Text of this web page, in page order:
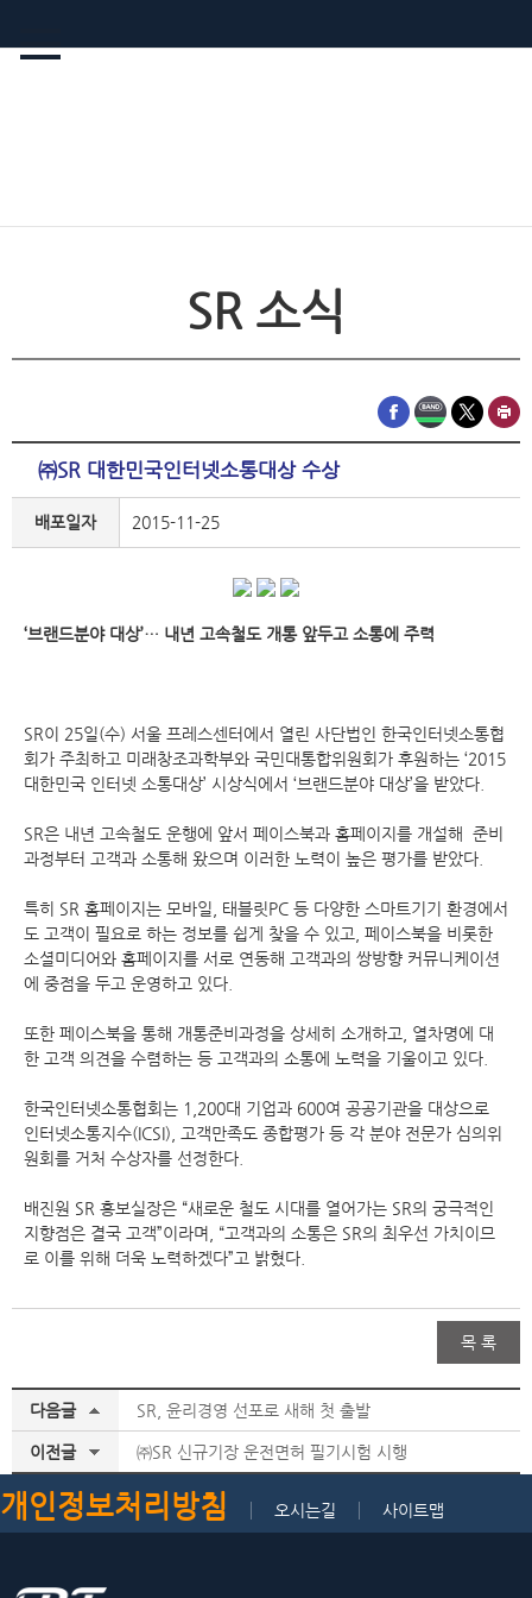
SR 소식
㈜SR 대한민국인터넷소통대상 수상
배포일자 2015-11-25
‘브랜드분야 대상’… 내년 고속철도 개통 앞두고 소통에 주력
SR이 25일(수) 서울 프레스센터에서 열린 사단법인 한국인터넷소통협
회가 주최하고 미래창조과학부와 국민대통합위원회가 후원하는 ‘2015
대한민국 인터넷 소통대상’ 시상식에서 ‘브랜드분야 대상’을 받았다.
SR은 내년 고속철도 운행에 앞서 페이스북과 홈페이지를 개설해 준비
과정부터 고객과 소통해 왔으며 이러한 노력이 높은 평가를 받았다.
특히 SR 홈페이지는 모바일, 태블릿PC 등 다양한 스마트기기 환경에서
도 고객이 필요로 하는 정보를 쉽게 찾을 수 있고, 페이스북을 비롯한
소셜미디어와 홈페이지를 서로 연동해 고객과의 쌍방향 커뮤니케이션
에 중점을 두고 운영하고 있다.
또한 페이스북을 통해 개통준비과정을 상세히 소개하고, 열차명에 대
한 고객 의견을 수렴하는 등 고객과의 소통에 노력을 기울이고 있다.
한국인터넷소통협회는 1,200대 기업과 600여 공공기관을 대상으로
인터넷소통지수(ICSI), 고객만족도 종합평가 등 각 분야 전문가 심의위
원회를 거처 수상자를 선정한다.
배진원 SR 홍보실장은 “새로운 철도 시대를 열어가는 SR의 궁극적인
지향점은 결국 고객”이라며, “고객과의 소통은 SR의 최우선 가치이므
로 이를 위해 더욱 노력하겠다”고 밝혔다.
목 록
다음글 SR, 윤리경영 선포로 새해 첫 출발
이전글 ㈜SR 신규기장 운전면허 필기시험 시행
개인정보처리방침 오시는길 사이트맵